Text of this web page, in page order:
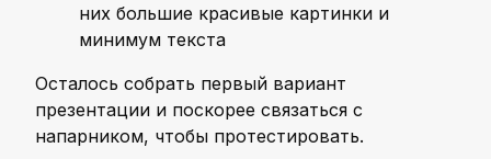
них большие красивые картинки и
минимум текста
Осталось собрать первый вариант
презентации и поскорее связаться с
напарником, чтобы протестировать.